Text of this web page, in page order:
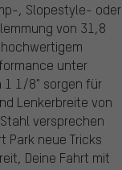
, Slopestyle- oder
von 31,8
unter
1 1/8" sorgen für
Lenkerbreite von
versprechen
Park neue Tricks
Deine Fahrt mit